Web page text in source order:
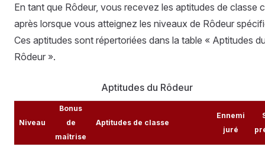
En tant que Rôdeur, vous recevez les aptitudes de classe
après lorsque vous atteignez les niveaux de Rôdeur
Ces aptitudes sont répertoriées dans la table « Aptitudes
Rôdeur ».
Niveau
Bonus
de
maîtrise
Aptitudes de classe
Ennemi
juré
Aptitudes du Rôdeur